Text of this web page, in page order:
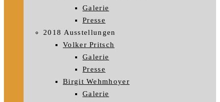
Galerie
Presse
2018 Ausstellungen
Volker Pritsch
Galerie
Presse
Birgit Wehmhoyer
Galerie